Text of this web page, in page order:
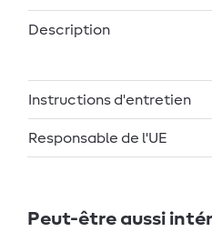
Description
Instructions d'entretien
Responsable de l'UE
Peut-être aussi